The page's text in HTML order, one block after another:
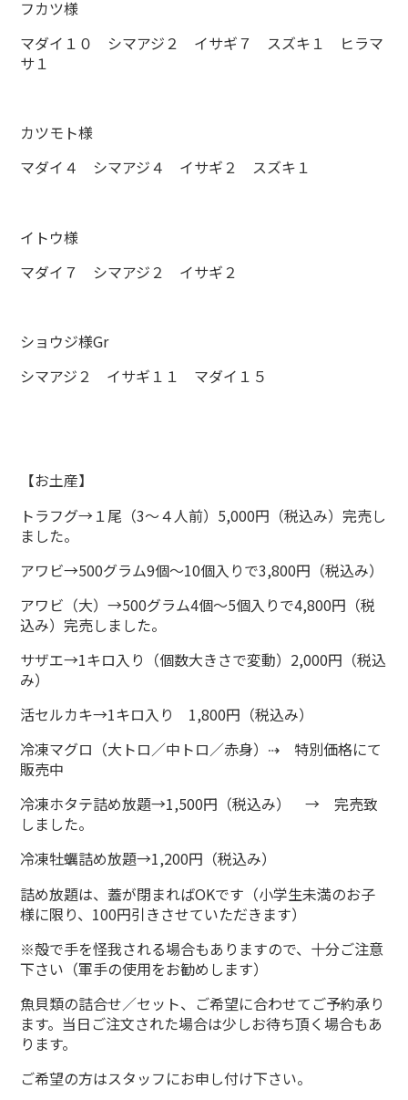
フカツ様
マダイ１０ シマアジ２ イサギ７ スズキ１ ヒラマ
サ１
カツモト様
マダイ４ シマアジ４ イサギ２ スズキ１
イトウ様
マダイ７ シマアジ２ イサギ２
ショウジ様Gr
シマアジ２ イサギ１１ マダイ１５
【お土産】
トラフグ→１尾（3～４人前）5,000円（税込み）完売し
ました。
アワビ→500グラム9個～10個入りで3,800円（税込み）
アワビ（大）→500グラム4個～5個入りで4,800円（税
込み）完売しました。
サザエ→1キロ入り（個数大きさで変動）2,000円（税込
み）
活セルカキ→1キロ入り 1,800円（税込み）
冷凍マグロ（大トロ／中トロ／赤身）⇢ 特別価格にて
販売中
冷凍ホタテ詰め放題→1,500円（税込み） → 完売致
しました。
冷凍牡蠣詰め放題→1,200円（税込み）
詰め放題は、蓋が閉まればOKです（小学生未満のお子
様に限り、100円引きさせていただきます）
※殻で手を怪我される場合もありますので、十分ご注意
下さい（軍手の使用をお勧めします）
魚貝類の詰合せ／セット、ご希望に合わせてご予約承り
ます。当日ご注文された場合は少しお待ち頂く場合もあ
ります。
ご希望の方はスタッフにお申し付け下さい。